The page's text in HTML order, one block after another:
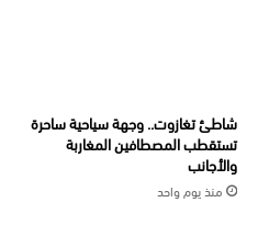
شاطئ تغازوت.. وجهة سياحية ساحرة
تستقطب المصطافين المغاربة
والأجانب
منذ يوم واحد